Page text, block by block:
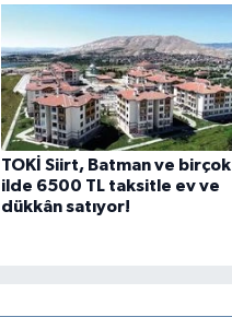
TOKİ Siirt, Batman ve birçok
ilde 6500 TL taksitle ev ve
dükkân satıyor!